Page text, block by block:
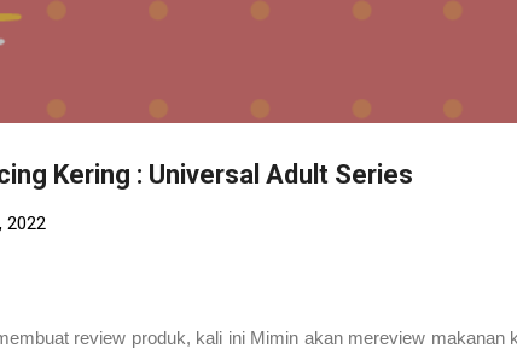
Kering : Universal Adult Series
2022
review produk, kali ini Mimin akan mereview makanan